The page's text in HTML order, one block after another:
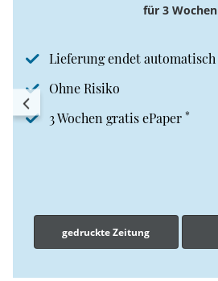
für 3 Wochen
Lieferung endet automatisch
Ohne Risiko
3 Wochen gratis ePaper *
gedruckte Zeitung